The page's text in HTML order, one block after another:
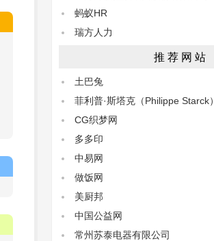
蚂蚁HR
瑞方人力
推荐网站
土巴兔
菲利普·斯塔克（Philippe Starck）
CG织梦网
多多印
中易网
做饭网
美厨邦
中国公益网
常州苏泰电器有限公司